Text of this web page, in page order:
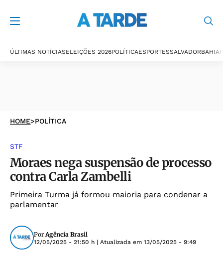
ÚLTIMAS NOTÍCIASELEIÇÕES 2026POLÍTICAESPORTESSALVADORBAHIA
HOME>POLÍTICA
STF
Moraes nega suspensão de processo
contra Carla Zambelli
Primeira Turma já formou maioria para condenar a
parlamentar
PorAgência Brasil
12/05/2025 - 21:50 h | Atualizada em 13/05/2025 - 9:49